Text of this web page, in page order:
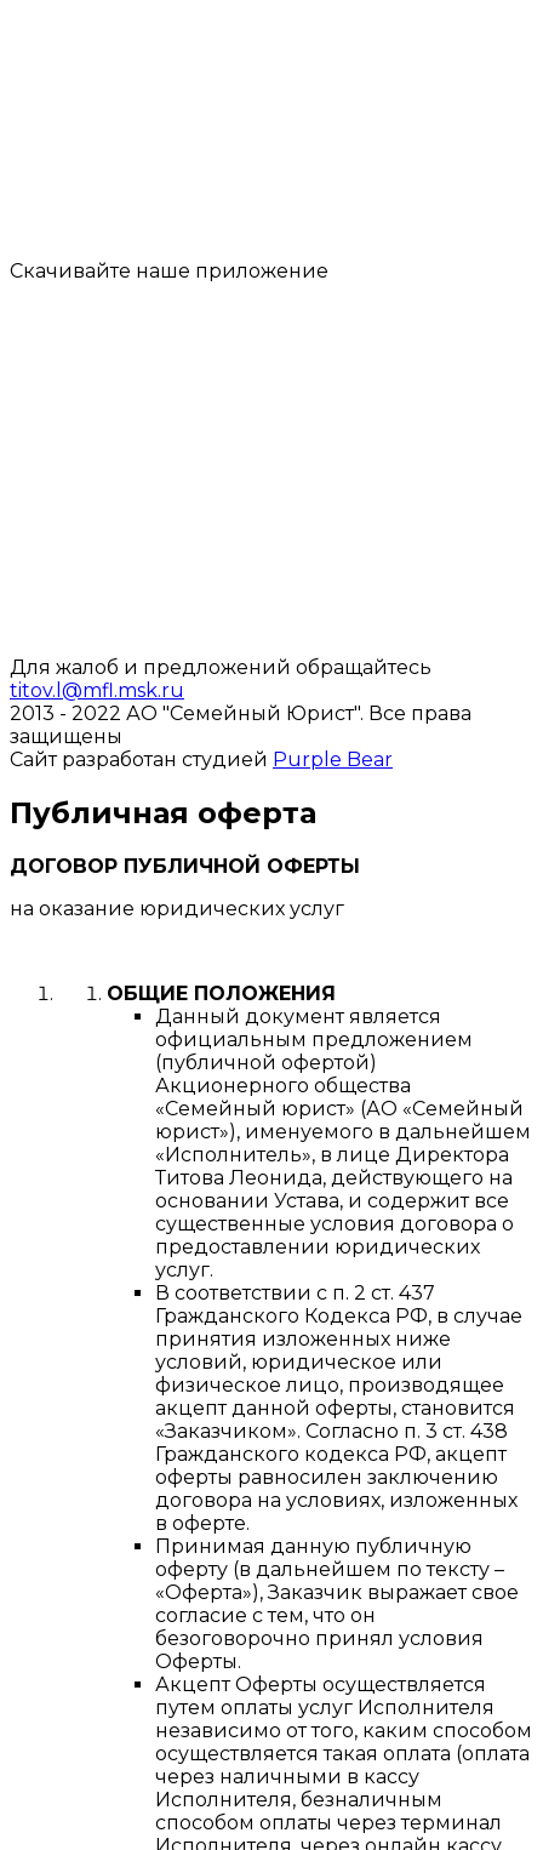
Скачивайте наше приложение
Для жалоб и предложений обращайтесь
titov.l@mfl.msk.ru
2013 - 2022 АО "Семейный Юрист". Все права
защищены
Сайт разработан студией Purple Bear
Публичная оферта
ДОГОВОР ПУБЛИЧНОЙ ОФЕРТЫ
на оказание юридических услуг
ОБЩИЕ ПОЛОЖЕНИЯ
Данный документ является
официальным предложением
(публичной офертой)
Акционерного общества
«Семейный юрист» (АО «Семейный
юрист»), именуемого в дальнейшем
«Исполнитель», в лице Директора
Титова Леонида, действующего на
основании Устава, и содержит все
существенные условия договора о
предоставлении юридических
услуг.
В соответствии с п. 2 ст. 437
Гражданского Кодекса РФ, в случае
принятия изложенных ниже
условий, юридическое или
физическое лицо, производящее
акцепт данной оферты, становится
«Заказчиком». Согласно п. 3 ст. 438
Гражданского кодекса РФ, акцепт
оферты равносилен заключению
договора на условиях, изложенных
в оферте.
Принимая данную публичную
оферту (в дальнейшем по тексту –
«Оферта»), Заказчик выражает свое
согласие с тем, что он
безоговорочно принял условия
Оферты.
Акцепт Оферты осуществляется
путем оплаты услуг Исполнителя
независимо от того, каким способом
осуществляется такая оплата (оплата
через наличными в кассу
Исполнителя, безналичным
способом оплаты через терминал
Исполнителя, через онлайн кассу